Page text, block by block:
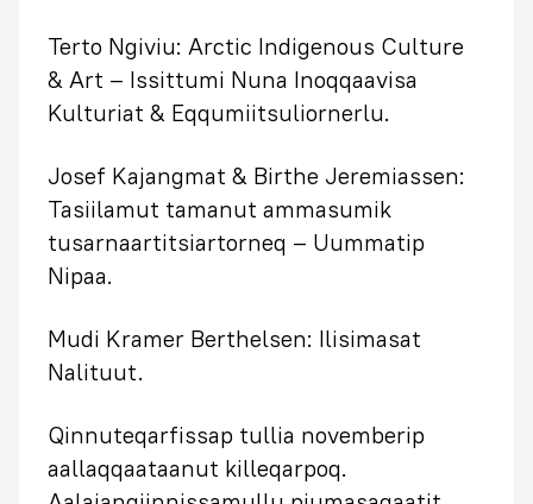
Terto Ngiviu: Arctic Indigenous Culture
& Art – Issittumi Nuna Inoqqaavisa
Kulturiat & Eqqumiitsuliornerlu.
Josef Kajangmat & Birthe Jeremiassen:
Tasiilamut tamanut ammasumik
tusarnaartitsiartorneq – Uummatip
Nipaa.
Mudi Kramer Berthelsen: Ilisimasat
Nalituut.
Qinnuteqarfissap tullia novemberip
aallaqqaataanut killeqarpoq.